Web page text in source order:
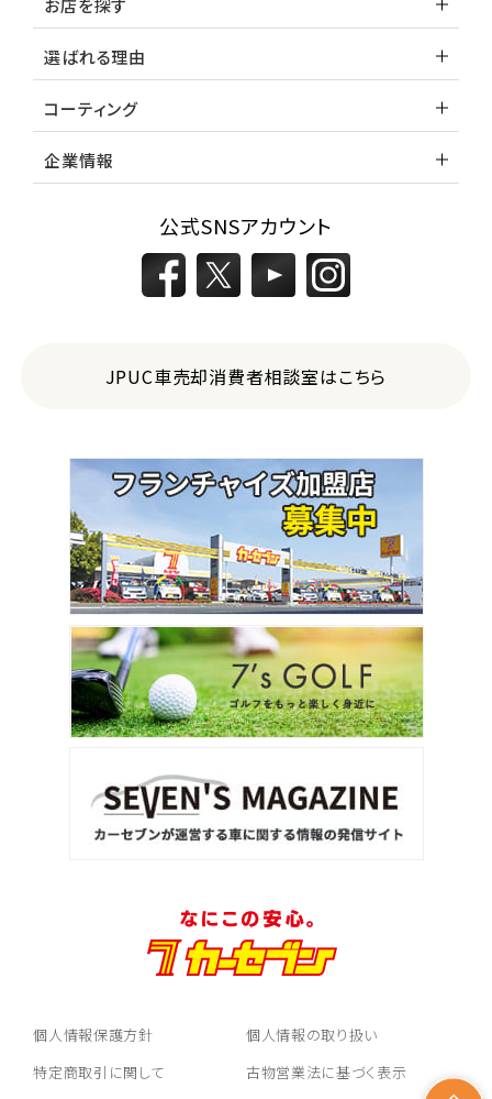
お店を探す
選ばれる理由
コーティング
企業情報
公式SNSアカウント
JPUC車売却消費者相談室はこちら
個人情報保護方針
個人情報の取り扱い
特定商取引に関して
古物営業法に基づく表示